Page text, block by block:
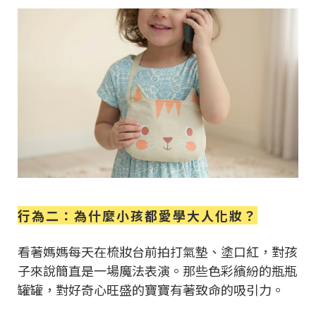
行為二：為什麼小孩都愛學大人化妝？
看著媽媽每天在梳妝台前拍打氣墊、塗口紅，對孩
子來說簡直是一場魔法表演。那些色彩繽紛的瓶瓶
罐罐，對好奇心旺盛的寶寶有著致命的吸引力。